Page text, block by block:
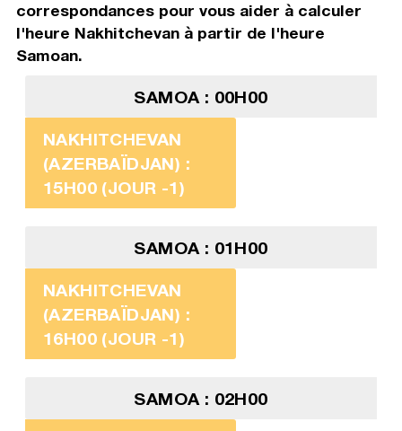
correspondances pour vous aider à calculer
l'heure Nakhitchevan à partir de l'heure
Samoan.
SAMOA : 00H00
NAKHITCHEVAN
(AZERBAÏDJAN) :
15H00 (JOUR -1)
SAMOA : 01H00
NAKHITCHEVAN
(AZERBAÏDJAN) :
16H00 (JOUR -1)
SAMOA : 02H00